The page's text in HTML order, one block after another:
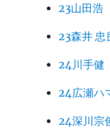
23山田浩
23森井 忠
24川手健
24広瀬ハ
24深川宗